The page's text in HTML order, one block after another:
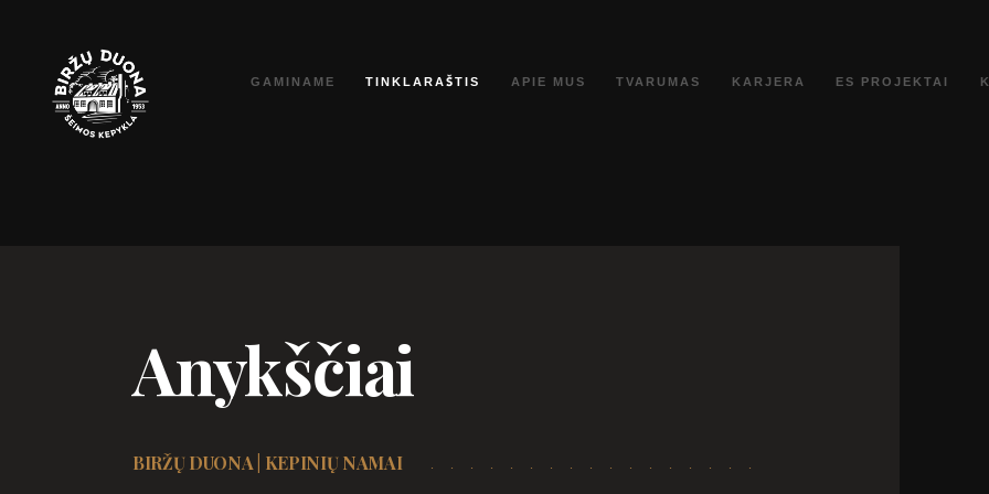
turinio
GAMINAME TINKLARAŠTIS APIE MUS TVARUMAS KARJERA ES PROJEKTAI
Anykščiai
BIRŽŲ DUONA | KEPINIŲ NAMAI